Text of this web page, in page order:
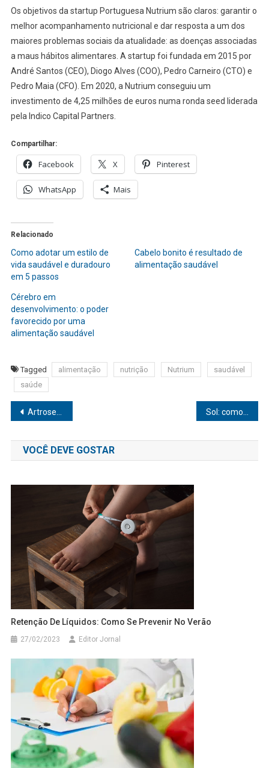
Os objetivos da startup Portuguesa Nutrium são claros: garantir o
melhor acompanhamento nutricional e dar resposta a um dos
maiores problemas sociais da atualidade: as doenças associadas
a maus hábitos alimentares. A startup foi fundada em 2015 por
André Santos (CEO), Diogo Alves (COO), Pedro Carneiro (CTO) e
Pedro Maia (CFO). Em 2020, a Nutrium conseguiu um
investimento de 4,25 milhões de euros numa ronda seed liderada
pela Indico Capital Partners.
Compartilhar:
Facebook X Pinterest
WhatsApp Mais
Relacionado
Como adotar um estilo de
vida saudável e duradouro
em 5 passos
Cabelo bonito é resultado de
alimentação saudável
Cérebro em
desenvolvimento: o poder
favorecido por uma
alimentação saudável
Tagged alimentação nutrição Nutrium
saudável
saúde
Navegação
de
Post
Artrose severa: 30 milhões de pessoas sofrem desta enfermidade, revela Ministério da Saúde Sol: como aproveitá-lo sem prejudicar a saúde e a beleza da pele
VOCÊ DEVE GOSTAR
Retenção De Líquidos: Como Se Prevenir No Verão
27/02/2023 Editor Jornal